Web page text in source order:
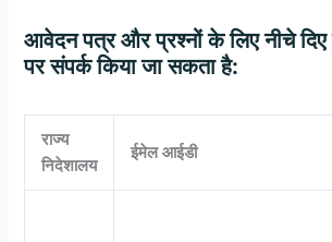
आवेदन पत्र और प्रश्नों के लिए नीचे
पर संपर्क किया जा सकता है:
राज्य
निदेशालय
ईमेल आईडी